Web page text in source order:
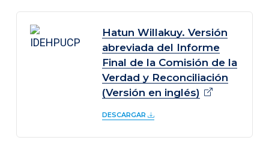
Hatun Willakuy. Versión
abreviada del Informe
Final de la Comisión de la
Verdad y Reconciliación
(Versión en inglés)
DESCARGAR